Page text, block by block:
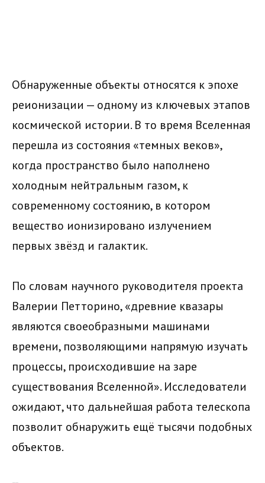
Обнаруженные объекты относятся к эпохе
реионизации — одному из ключевых этапов
космической истории. В то время Вселенная
перешла из состояния «темных веков»,
когда пространство было наполнено
холодным нейтральным газом, к
современному состоянию, в котором
вещество ионизировано излучением
первых звёзд и галактик.
По словам научного руководителя проекта
Валерии Петторино, «древние квазары
являются своеобразными машинами
времени, позволяющими напрямую изучать
процессы, происходившие на заре
существования Вселенной». Исследователи
ожидают, что дальнейшая работа телескопа
позволит обнаружить ещё тысячи подобных
объектов.